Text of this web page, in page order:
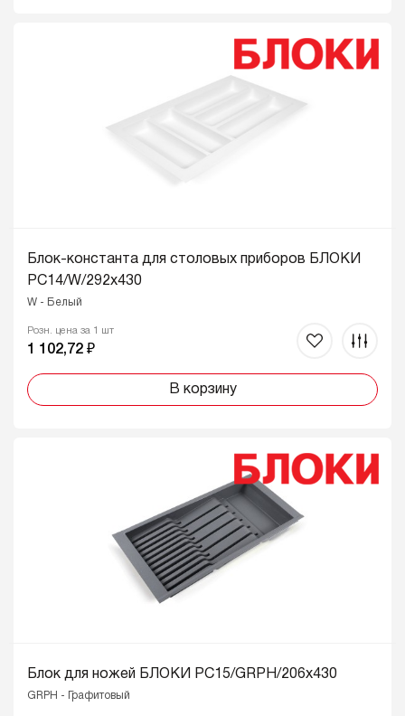
Блок-константа для столовых приборов БЛОКИ
PC14/W/292x430
W - Белый
Розн. цена за 1 шт
1 102,72 ₽
В корзину
Блок для ножей БЛОКИ PC15/GRPH/206x430
GRPH - Графитовый